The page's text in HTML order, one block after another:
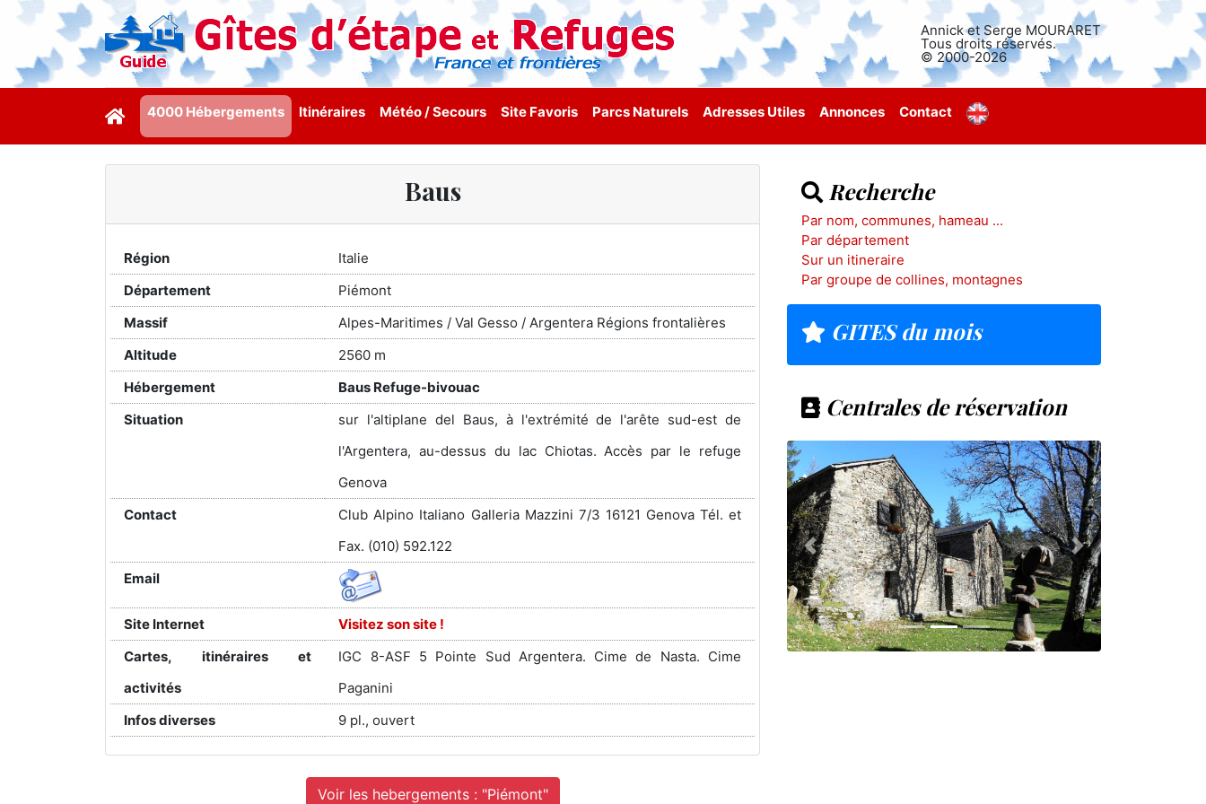
Annick et Serge MOURARET
Tous droits réservés.
© 2000-2026
4000 Hébergements Itinéraires Météo / Secours Site Favoris Parcs Naturels Adresses Utiles Annonces Contact
Baus
Région
Italie
Département
Piémont
Massif
Alpes-Maritimes / Val Gesso / Argentera Régions frontalières
Altitude
2560 m
Hébergement
Baus Refuge-bivouac
Situation
sur l'altiplane del Baus, à l'extrémité de l'arête sud-est de
l'Argentera, au-dessus du lac Chiotas. Accès par le refuge
Genova
Contact
Club Alpino Italiano Galleria Mazzini 7/3 16121 Genova Tél. et
Fax. (010) 592.122
Email
Site Internet
Visitez son site !
Cartes, itinéraires et
activités
IGC 8-ASF 5 Pointe Sud Argentera. Cime de Nasta. Cime
Paganini
Infos diverses
9 pl., ouvert
Voir les hebergements : "Piémont"
Recherche
Par nom, communes, hameau ...
Par département
Sur un itineraire
Par groupe de collines, montagnes
GITES du mois
Centrales de réservation